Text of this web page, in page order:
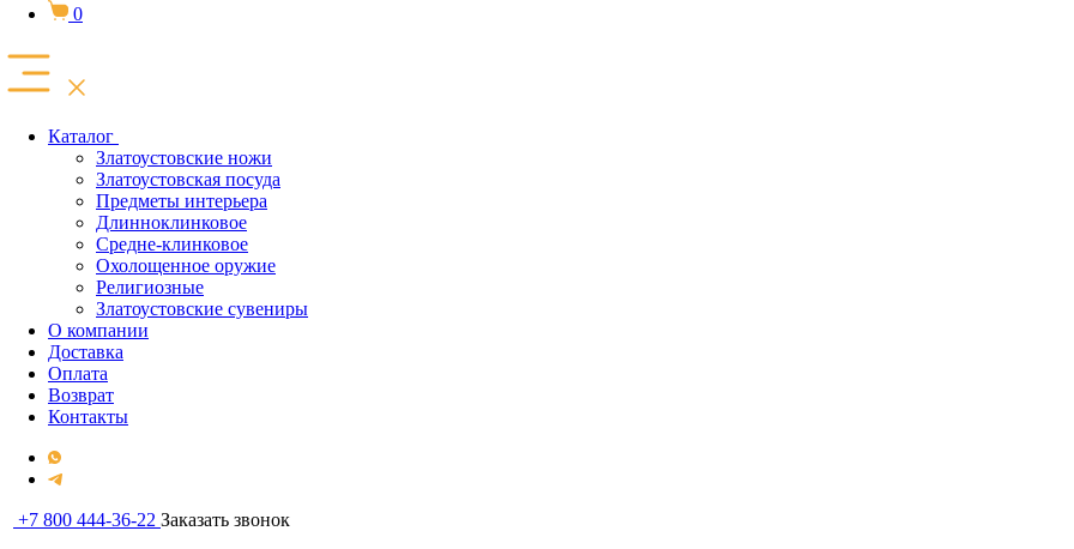
0
Каталог
Златоустовские ножи
Златоустовская посуда
Предметы интерьера
Длинноклинковое
Средне-клинковое
Охолощенное оружие
Религиозные
Златоустовские сувениры
О компании
Доставка
Оплата
Возврат
Контакты
+7 800 444-36-22 Заказать звонок